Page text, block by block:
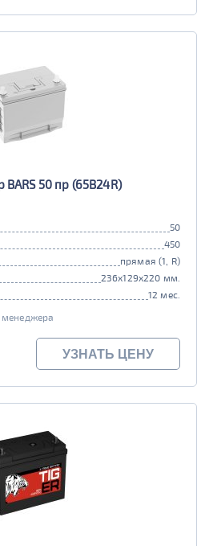
BARS 50 пр (65B24R)
50
450
прямая (1, R)
236x129x220 мм.
12 мес.
менеджера
УЗНАТЬ ЦЕНУ